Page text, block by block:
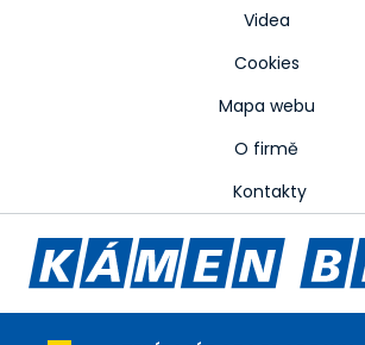
Videa
Cookies
Mapa webu
O firmě
Kontakty